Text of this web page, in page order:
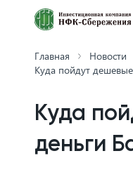
Главная Новости
Куда пойдут
Куда
деньги